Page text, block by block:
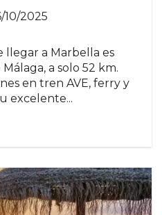
10/2025
llegar a Marbella es
a solo 52 km.
en tren AVE, ferry y
excelente...